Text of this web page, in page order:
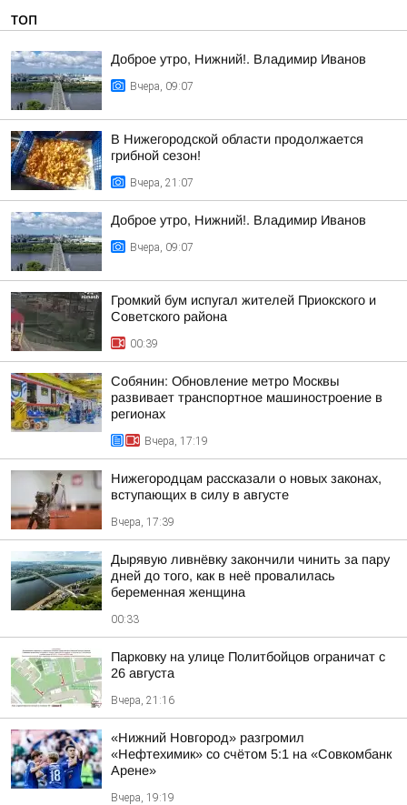
ТОП
Доброе утро, Нижний!. Владимир Иванов
Вчера, 09:07
В Нижегородской области продолжается
грибной сезон!
Вчера, 21:07
Доброе утро, Нижний!. Владимир Иванов
Вчера, 09:07
Громкий бум испугал жителей Приокского и
Советского района
00:39
Собянин: Обновление метро Москвы
развивает транспортное машиностроение в
регионах
Вчера, 17:19
Нижегородцам рассказали о новых законах,
вступающих в силу в августе
Вчера, 17:39
Дырявую ливнёвку закончили чинить за пару
дней до того, как в неё провалилась
беременная женщина
00:33
Парковку на улице Политбойцов ограничат с
26 августа
Вчера, 21:16
«Нижний Новгород» разгромил
«Нефтехимик» со счётом 5:1 на «Совкомбанк
Арене»
Вчера, 19:19